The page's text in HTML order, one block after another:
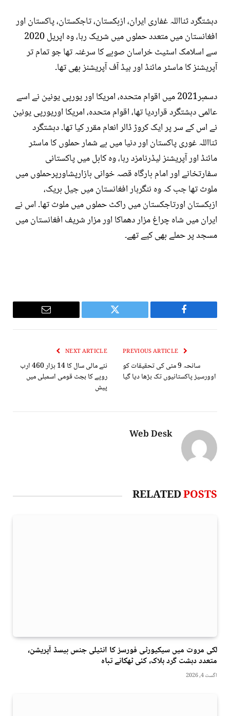
دہشتگرد ثنااللہ غفاری ایران، ازبکستان، تاجکستان، پاکستان اور
افغانستان میں متعدد حملوں میں شریک رہا، وہ اپریل 2020
سے اسلامک اسٹیٹ خراسان صوبے کا سرغنہ تھا جو تمام تر
آپریشنز کا ماسٹر مائنڈ اور ہیڈ آف آپریشنز بھی تھا۔
دسمبر2021 میں اقوام متحدہ، امریکا اور یورپی یونین نے اسے
عالمی دہشتگرد قراردیا تھا، اقوام متحدہ، امریکا اوریورپی یونین
نے اس کے سر پر ایک کروڑ ڈالر انعام مقرر کیا تھا۔ دہشتگرد
ثنااللہ غوری پاکستان اور دنیا میں بے شمار حملوں کا ماسٹر
مائنڈ اور آپریشنز لیڈرنامزد رہا، وہ کابل میں پاکستانی
سفارتخانے اور امام بارگاہ قصہ خوانی بازارپشاورپرحملوں میں
ملوث تھا جب کہ وہ ننگرہار افغانستان میں جیل بریک،
ازبکستان اورتاجکستان میں راکٹ حملوں میں ملوث تھا۔ اس نے
ایران میں شاہ چراغ مزار دھماکا اور مزار شریف افغانستان میں
مسجد پر حملے بھی کیے تھے۔
Facebook
Twitter
Email
سانحہ 9 مئی کی تحقیقات کو
اوورسیز پاکستانیوں تک بڑھا دیا گیا
NEXT ARTICLE
نئے مالی سال کا 14 ہزار 460 ارب
روپے کا بجٹ قومی اسمبلی میں
پیش
Web Desk
RELATEDPOSTS
لکی مروت میں سیکیورٹی فورسز کا انٹیلی جنس بیسڈ آپریشن،
متعدد دہشت گرد ہلاک، کئی ٹھکانے تباہ
اگست 4, 2026